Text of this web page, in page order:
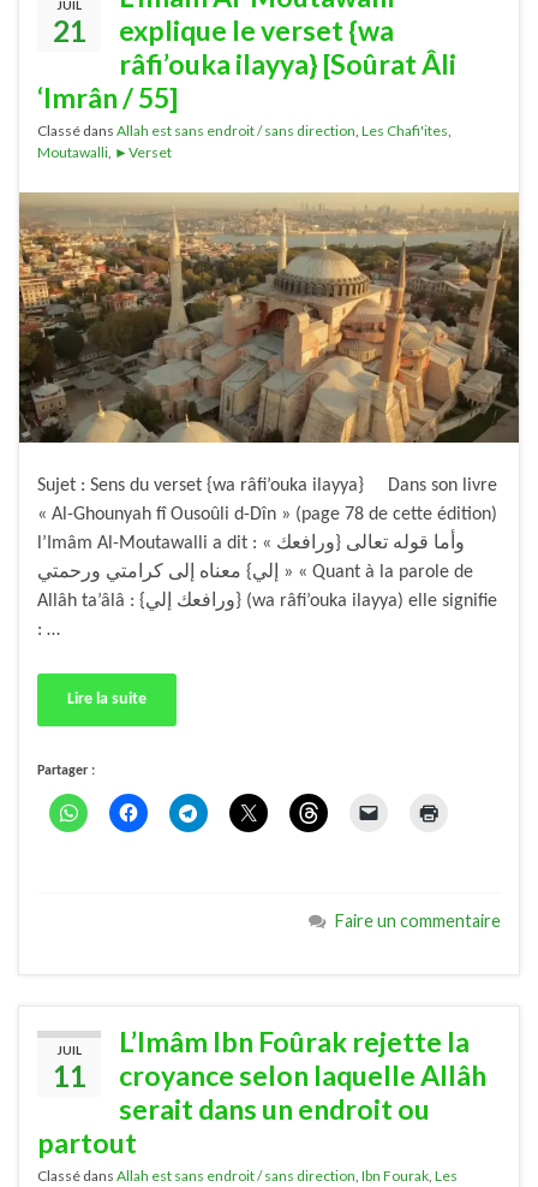
JUIL
21
explique le verset {wa
râfi’ouka ilayya} [Soûrat Âli
‘Imrân / 55]
Classé dans Allah est sans endroit / sans direction, Les Chafi'ites,
Moutawalli, ►Verset
Sujet : Sens du verset {wa râfi’ouka ilayya} Dans son livre
« Al-Ghounyah fî Ousoûli d-Dîn » (page 78 de cette édition)
l’Imâm Al-Moutawalli a dit : « وأما قوله تعالى {ورافعك
إلي} معناه إلى كرامتي ورحمتي » « Quant à la parole de
Allâh ta’âlâ : {ورافعك إلي} (wa râfi’ouka ilayya) elle signifie
: …
Lire la suite
Partager :
Faire un commentaire
JUIL
11
L’Imâm Ibn Foûrak rejette la
croyance selon laquelle Allâh
serait dans un endroit ou
partout
Classé dans Allah est sans endroit / sans direction, Ibn Fourak, Les